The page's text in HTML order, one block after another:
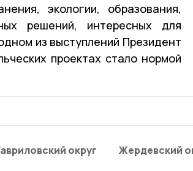
экологии, образования,
решений, интересных для
из выступлений Президент
проектах стало нормой
округ Жердевский